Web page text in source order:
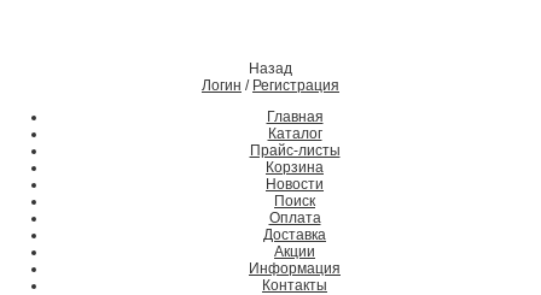
Назад
Логин / Регистрация
Главная
Каталог
Прайс-листы
Корзина
Новости
Поиск
Оплата
Доставка
Акции
Информация
Контакты